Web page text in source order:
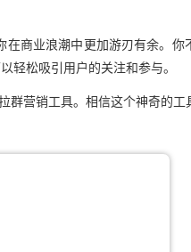
商业浪潮中更加游刃有余。
轻松吸引用户的关注和参与。
营销工具。相信这个神奇的